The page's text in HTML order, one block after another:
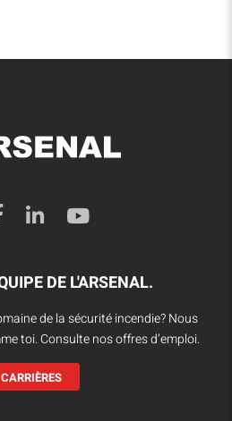
DE L'ARSENAL.
de la sécurité incendie? Nous
toi. Consulte nos offres d’emploi.
CARRIÈRES